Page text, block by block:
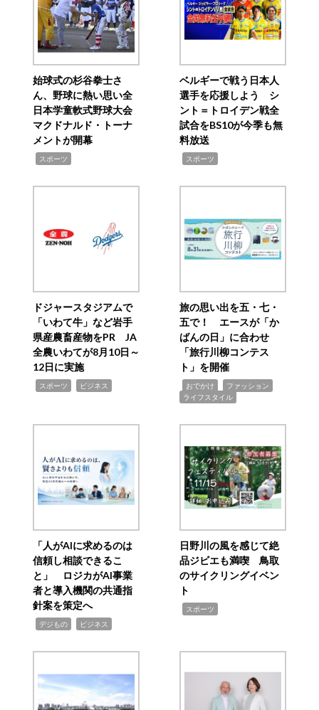
始球式の杉谷拳士さ
ん、野球に熱い思い全
日本学童軟式野球大会
マクドナルド・トーナ
メントが開幕
スポーツ
ベルギーで戦う日本人
選手を応援しよう シ
ント＝トロイデン戦全
試合をBS10が今季も無
料放送
スポーツ
ドジャースタジアムで
「いわて牛」など岩手
県産農畜産物をPR JA
全農いわてが8月10日～
12日に実施
スポーツ ビジネス
旅の思い出を五・七・
五で！ エースが「か
ばんの日」に合わせ
「旅行川柳コンテス
ト」を開催
おでかけ ファッション
ライフスタイル
「人がAIに求めるのは
信頼し相談できるこ
と」 ロジカがAI事業
者と導入機関の共通指
針案を策定へ
デジもの ビジネス
日野川の風を感じて絶
品ジビエも満喫 鳥取
のサイクリングイベン
ト
スポーツ